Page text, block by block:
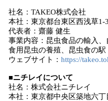
社名：TAKEO株式会社
本社：東京都台東区西浅草1-
代表者：齋藤 健生
事業内容：昆虫食品の輸入、
食用昆虫の養殖、昆虫食の
ウェブサイト： https://
■ニチレイについて
社名：株式会社ニチレイ
本社：東京都中央区築地六